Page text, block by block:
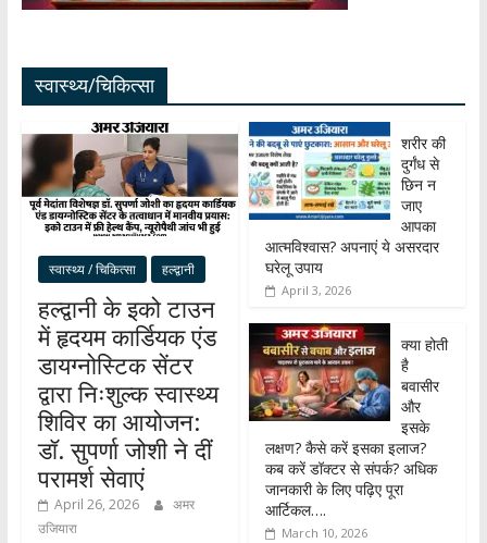
स्वास्थ्य/चिकित्सा
स्वास्थ्य / चिकित्सा हल्द्वानी
हल्द्वानी के इको टाउन
में हृदयम कार्डियक एंड
डायग्नोस्टिक सेंटर
द्वारा निःशुल्क स्वास्थ्य
शिविर का आयोजन:
डॉ. सुपर्णा जोशी ने दीं
परामर्श सेवाएं
April 26, 2026
अमर
उजियारा
शरीर की
दुर्गंध से
छिन न
जाए
आपका
आत्मविश्वास? अपनाएं ये असरदार
घरेलू उपाय
April 3, 2026
क्या होती
है
बवासीर
और
इसके
लक्षण? कैसे करें इसका इलाज?
कब करें डॉक्टर से संपर्क? अधिक
जानकारी के लिए पढ़िए पूरा
आर्टिकल….
March 10, 2026